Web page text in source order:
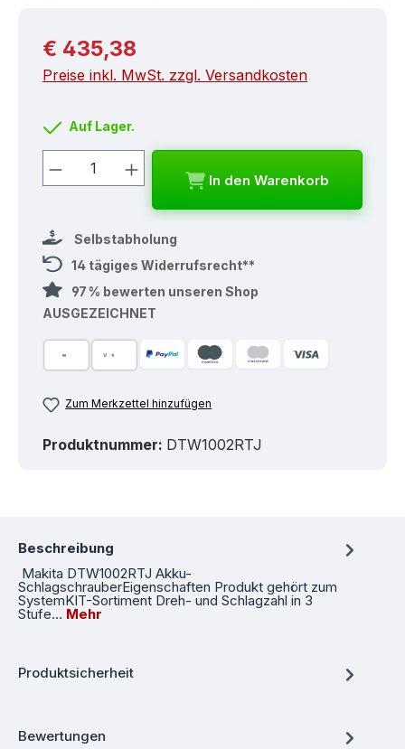
Regulärer Preis:
€ 435,38
Preise inkl. MwSt. zzgl. Versandkosten
Auf Lager.
Produkt Anzahl: Gib den
In den Warenkorb
Selbstabholung
14 tägiges Widerrufsrecht**
97 % bewerten unseren Shop
AUSGEZEICHNET
Zum Merkzettel hinzufügen
Produktnummer: DTW1002RTJ
Beschreibung
Makita DTW1002RTJ Akku-
SchlagschrauberEigenschaften Produkt gehört zum
SystemKIT-Sortiment Dreh- und Schlagzahl in 3
Stufe… Mehr
Produktsicherheit
Bewertungen